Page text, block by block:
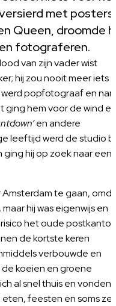
met posters
Queen, droomde
fotograferen.
van zijn vader wist
hij zou nooit meer iets
werd popfotograaf en
ging hem voor de wind en
en andere
leeftijd werd de studio
hij op zoek naar een
te gaan,
hij was eigenwijs en
het oude
de kortste keren
verbouwde en
koeien en groene
al snel thuis en vonden
feesten en soms